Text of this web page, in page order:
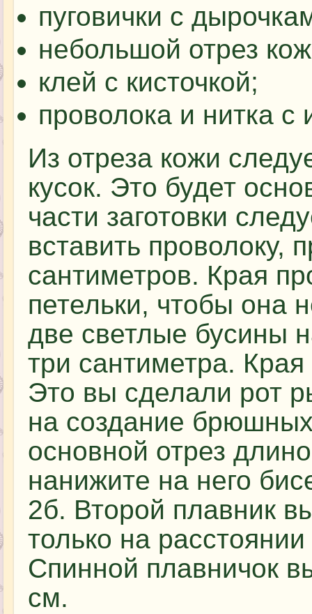
пуговички с
небольшой отрез
клей с кисточкой;
проволока и нитка с
Из отреза кожи
кусок. Это будет
части заготовки
вставить проволоку,
сантиметров. Края
петельки, чтобы она
две светлые бусины
три сантиметра. Края
Это вы сделали рот
на создание
основной отрез
нанижите на него
2б. Второй плавник
только на
Спинной плавничок
см.